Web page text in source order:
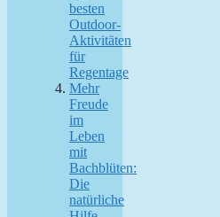
besten
Outdoor-
Aktivitäten
für
Regentage
Mehr
Freude
im
Leben
mit
Bachblüten:
Die
natürliche